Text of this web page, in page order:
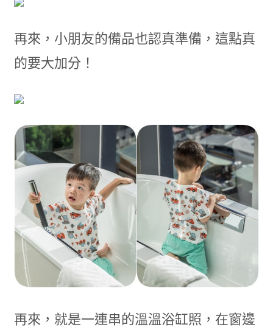
再來，小朋友的備品也認真準備，這點真
的要大加分！
再來，就是一連串的溫溫浴缸照，在窗邊